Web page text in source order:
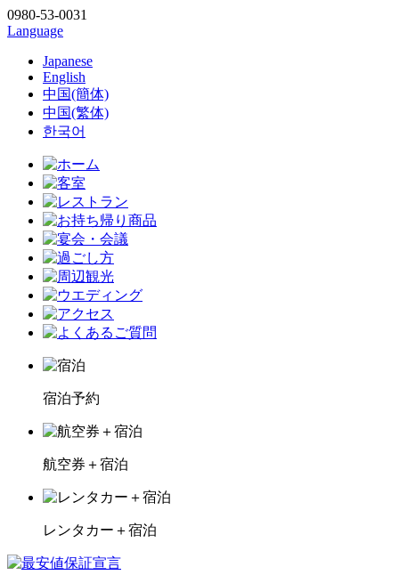
0980-53-0031
Language
Japanese
English
中国(簡体)
中国(繁体)
한국어
宿泊予約
航空券＋宿泊
レンタカー＋宿泊